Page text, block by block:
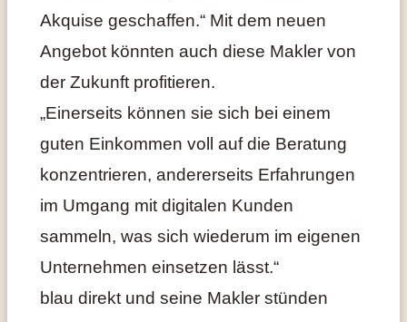
Akquise geschaffen.“ Mit dem neuen
Angebot könnten auch diese Makler von
der Zukunft profitieren.
„Einerseits können sie sich bei einem
guten Einkommen voll auf die Beratung
konzentrieren, andererseits Erfahrungen
im Umgang mit digitalen Kunden
sammeln, was sich wiederum im eigenen
Unternehmen einsetzen lässt.“
blau direkt und seine Makler stünden